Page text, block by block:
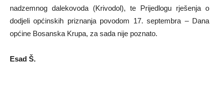
nadzemnog dalekovoda (Krivodol), te Prijedlogu rješenja o
dodjeli općinskih priznanja povodom 17. septembra – Dana
općine Bosanska Krupa, za sada nije poznato.
Esad Š.